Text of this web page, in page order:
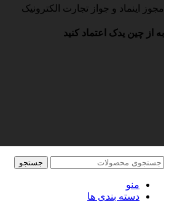
مجوز اینماد و جواز تجارت الکترونیک
به از چین یدک اعتماد کنید
جستجو
منو
دسته بندی ها